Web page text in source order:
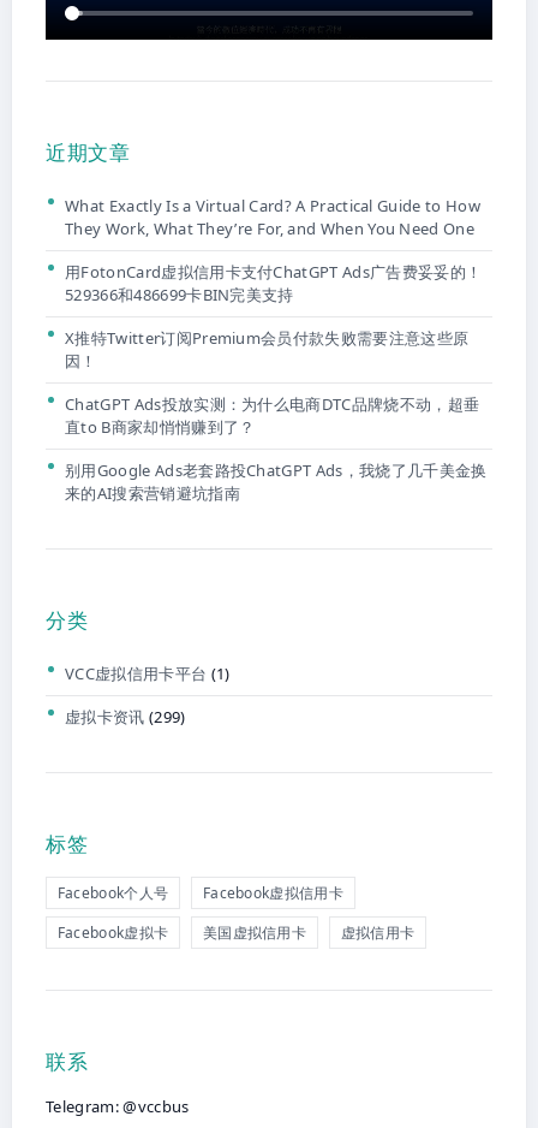
近期文章
What Exactly Is a Virtual Card? A Practical Guide to How
They Work, What They’re For, and When You Need One
用FotonCard虚拟信用卡支付ChatGPT Ads广告费妥妥的！
529366和486699卡BIN完美支持
X推特Twitter订阅Premium会员付款失败需要注意这些原
因！
ChatGPT Ads投放实测：为什么电商DTC品牌烧不动，超垂
直to B商家却悄悄赚到了？
别用Google Ads老套路投ChatGPT Ads，我烧了几千美金换
来的AI搜索营销避坑指南
分类
VCC虚拟信用卡平台 (1)
虚拟卡资讯 (299)
标签
Facebook个人号
Facebook虚拟信用卡
Facebook虚拟卡
美国虚拟信用卡 虚拟信用卡
联系
Telegram: @vccbus